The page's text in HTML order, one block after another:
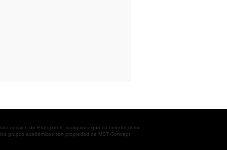
sección de Profesores; cualquiera que se ostente como
grupos académicos son propiedad de MST Concept